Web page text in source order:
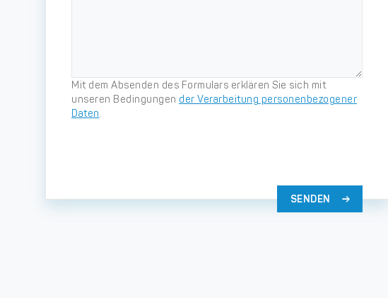
Mit dem Absenden des Formulars erklären Sie sich mit
unseren Bedingungen der Verarbeitung personenbezogener
Daten.
SENDEN